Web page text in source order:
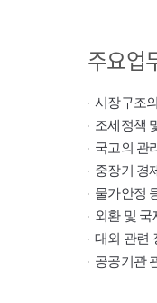
주요업
시장구조
조세정책
국고의 관
중장기 경
물가안정
외환 및 국
대외 관련
공공기관